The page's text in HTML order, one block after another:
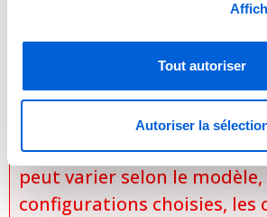
Tout autoriser
Autoriser la
ce site Internet. Les détails
caractéristiques et
peuvent différer légèrement
mises à jour des
prix n’est affiché sur
tranclimatisation.com,
peut varier selon le modèle,
configurations choisies, les